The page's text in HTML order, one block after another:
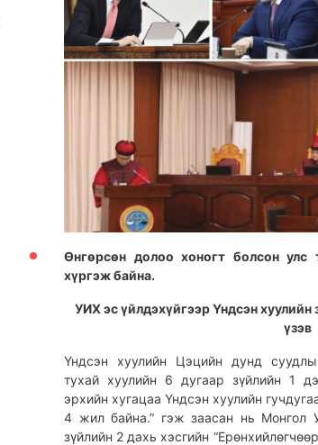
Өнгөрсөн долоо хоногт болсон улс
хүргэж байна.
УИХ эс үйлдэхүйгээр Үндсэн
үзэв
Үндсэн хуулийн Цэцийн дунд
тухай хуулийн 6 дугаар зүйлийн 1
эрхийн хугацаа Үндсэн хуулийн
4 жил байна.” гэж заасан нь Монгол
зүйлийн 2 дахь хэсгийн